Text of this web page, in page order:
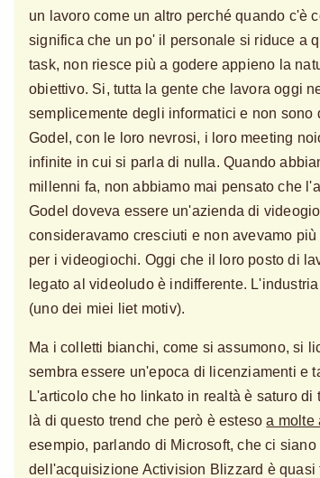
un lavoro come un altro perché quando c'è
significa che un po' il personale si riduce a
task, non riesce più a godere appieno la
obiettivo. Si, tutta la gente che lavora oggi
semplicemente degli informatici e non sono
Godel, con le loro nevrosi, i loro meeting
infinite in cui si parla di nulla. Quando
millenni fa, non abbiamo mai pensato che
Godel doveva essere un'azienda di
consideravamo cresciuti e non avevamo
per i videogiochi. Oggi che il loro posto di
legato al videoludo è indifferente.
(uno dei miei liet motiv).
Ma i colletti bianchi, come si assumono, si
sembra essere un'epoca di licenziamenti e
L'articolo che ho linkato in realtà è saturo di
là di questo trend che però è estesoa molte
esempio, parlando di Microsoft, che ci
dell'acquisizione Activision Blizzard è